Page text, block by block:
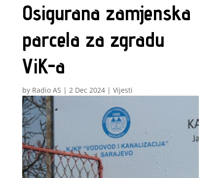
Osigurana zamjenska
parcela za zgradu
ViK-a
by Radio AS | 2 Dec 2024| Vijesti